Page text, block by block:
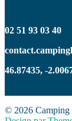
02 51 93 03 40
46.87435, -
© 2026 Camping